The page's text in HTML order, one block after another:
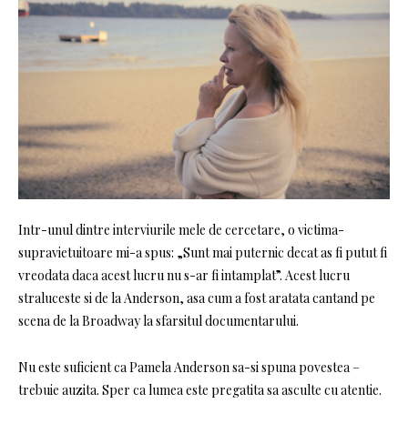
Intr-unul dintre interviurile mele de cercetare, o victima-
supravietuitoare mi-a spus: „Sunt mai puternic decat as fi putut fi
vreodata daca acest lucru nu s-ar fi intamplat”. Acest lucru
straluceste si de la Anderson, asa cum a fost aratata cantand pe
scena de la Broadway la sfarsitul documentarului.
Nu este suficient ca Pamela Anderson sa-si spuna povestea –
trebuie auzita. Sper ca lumea este pregatita sa asculte cu atentie.